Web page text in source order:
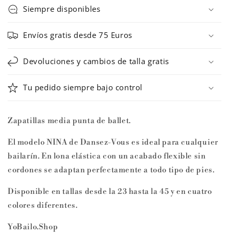
de
Vous
NINA
de
Vous
Siempre disponibles
Envíos gratis desde 75 Euros
Devoluciones y cambios de talla gratis
Tu pedido siempre bajo control
Zapatillas media punta de ballet.
El modelo NINA de Dansez-Vous es ideal para cualquier
bailarín. En lona elástica con un acabado flexible sin
cordones se adaptan perfectamente a todo tipo de pies.
Disponible en tallas desde la 23 hasta la 45 y en cuatro
colores diferentes.
YoBailo.Shop